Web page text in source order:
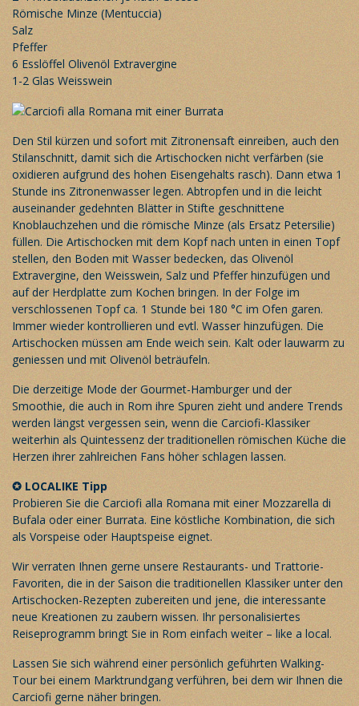
Römische Minze (Mentuccia)
Salz
Pfeffer
6 Esslöffel Olivenöl Extravergine
1-2 Glas Weisswein
Den Stil kürzen und sofort mit Zitronensaft einreiben, auch den
Stilanschnitt, damit sich die Artischocken nicht verfärben (sie
oxidieren aufgrund des hohen Eisengehalts rasch). Dann etwa 1
Stunde ins Zitronenwasser legen. Abtropfen und in die leicht
auseinander gedehnten Blätter in Stifte geschnittene
Knoblauchzehen und die römische Minze (als Ersatz Petersilie)
füllen. Die Artischocken mit dem Kopf nach unten in einen Topf
stellen, den Boden mit Wasser bedecken, das Olivenöl
Extravergine, den Weisswein, Salz und Pfeffer hinzufügen und
auf der Herdplatte zum Kochen bringen. In der Folge im
verschlossenen Topf ca. 1 Stunde bei 180 °C im Ofen garen.
Immer wieder kontrollieren und evtl. Wasser hinzufügen. Die
Artischocken müssen am Ende weich sein. Kalt oder lauwarm zu
geniessen und mit Olivenöl beträufeln.
Die derzeitige Mode der Gourmet-Hamburger und der
Smoothie, die auch in Rom ihre Spuren zieht und andere Trends
werden längst vergessen sein, wenn die Carciofi-Klassiker
weiterhin als Quintessenz der traditionellen römischen Küche die
Herzen ihrer zahlreichen Fans höher schlagen lassen.
✪ LOCALIKE Tipp
Probieren Sie die Carciofi alla Romana mit einer Mozzarella di
Bufala oder einer Burrata. Eine köstliche Kombination, die sich
als Vorspeise oder Hauptspeise eignet.
Wir verraten Ihnen gerne unsere Restaurants- und Trattorie-
Favoriten, die in der Saison die traditionellen Klassiker unter den
Artischocken-Rezepten zubereiten und jene, die interessante
neue Kreationen zu zaubern wissen. Ihrpersonalisiertes
Reiseprogramm bringt Sie in Rom einfach weiter – like a local.
Lassen Sie sich während einer persönlich geführten Walking-
Tour bei einem Marktrundgangverführen, bei dem wir Ihnen die
Carciofi gerne näher bringen.